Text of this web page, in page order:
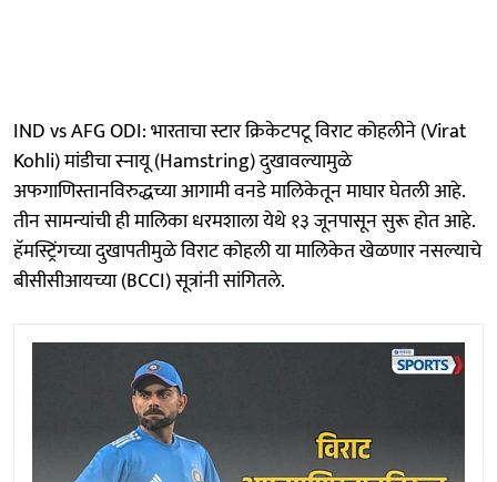
IND vs AFG ODI: भारताचा स्टार क्रिकेटपटू विराट कोहलीने (Virat
Kohli) मांडीचा स्नायू (Hamstring) दुखावल्यामुळे
अफगाणिस्तानविरुद्धच्या आगामी वनडे मालिकेतून माघार घेतली आहे.
तीन सामन्यांची ही मालिका धरमशाला येथे १३ जूनपासून सुरू होत आहे.
हॅमस्ट्रिंगच्या दुखापतीमुळे विराट कोहली या मालिकेत खेळणार नसल्याचे
बीसीसीआयच्या (BCCI) सूत्रांनी सांगितले.